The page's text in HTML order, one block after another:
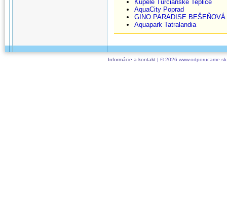
Kúpele Turčianske Teplice
AquaCity Poprad
GINO PARADISE BEŠEŇOVÁ
Aquapark Tatralandia
Informácie a kontakt| © 2026